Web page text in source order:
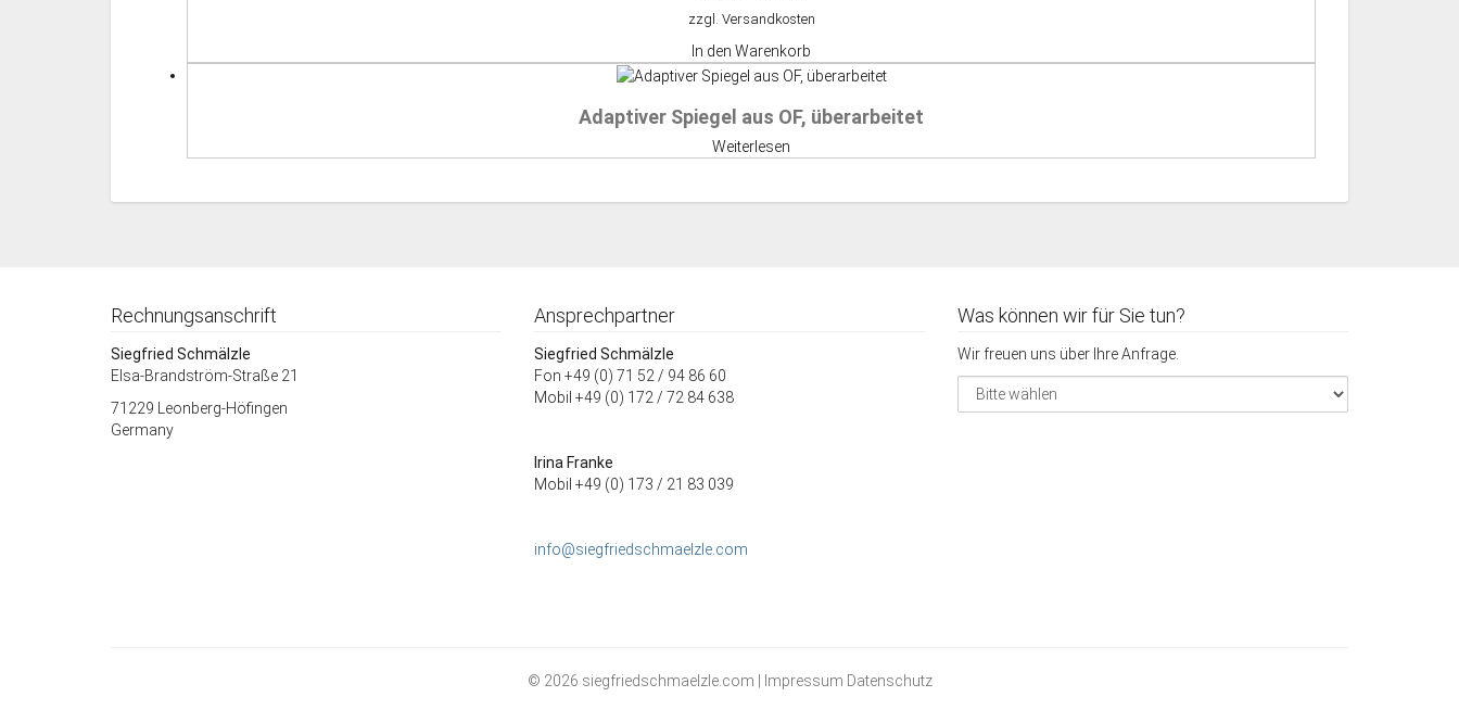
zzgl. Versandkosten
In den Warenkorb
Adaptiver Spiegel aus OF, überarbeitet
Weiterlesen
Rechnungsanschrift
Siegfried Schmälzle
Elsa-Brandström-Straße 21
71229 Leonberg-Höfingen
Germany
Ansprechpartner
Siegfried Schmälzle
Fon +49 (0) 71 52 / 94 86 60
Mobil +49 (0) 172 / 72 84 638
Irina Franke
Mobil +49 (0) 173 / 21 83 039
info@siegfriedschmaelzle.com
Was können wir für Sie tun?
Wir freuen uns über Ihre Anfrage.
© 2026 siegfriedschmaelzle.com | Impressum Datenschutz